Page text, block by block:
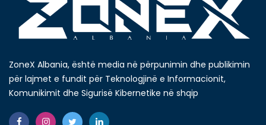
ZoneX Albania, është media në përpunimin dhe publikimin
për lajmet e fundit për Teknologjinë e Informacionit,
Komunikimit dhe Sigurisë Kibernetike në shqip